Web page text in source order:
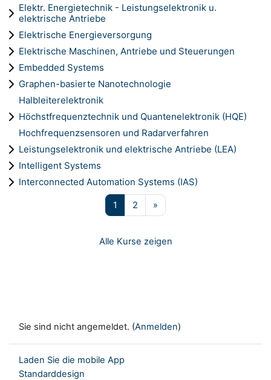
Elektr. Energietechnik - Leistungselektronik u.
elektrische Antriebe
Elektrische Energieversorgung
Elektrische Maschinen, Antriebe und Steuerungen
Embedded Systems
Graphen-basierte Nanotechnologie
Halbleiterelektronik
Höchstfrequenztechnik und Quantenelektronik (HQE)
Hochfrequenzsensoren und Radarverfahren
Leistungselektronik und elektrische Antriebe (LEA)
Intelligent Systems
Interconnected Automation Systems (IAS)
1 Seite 1
2 Seite 2
»
Alle Kurse zeigen
Sie sind nicht angemeldet. (Anmelden)
Laden Sie die mobile App
Standarddesign